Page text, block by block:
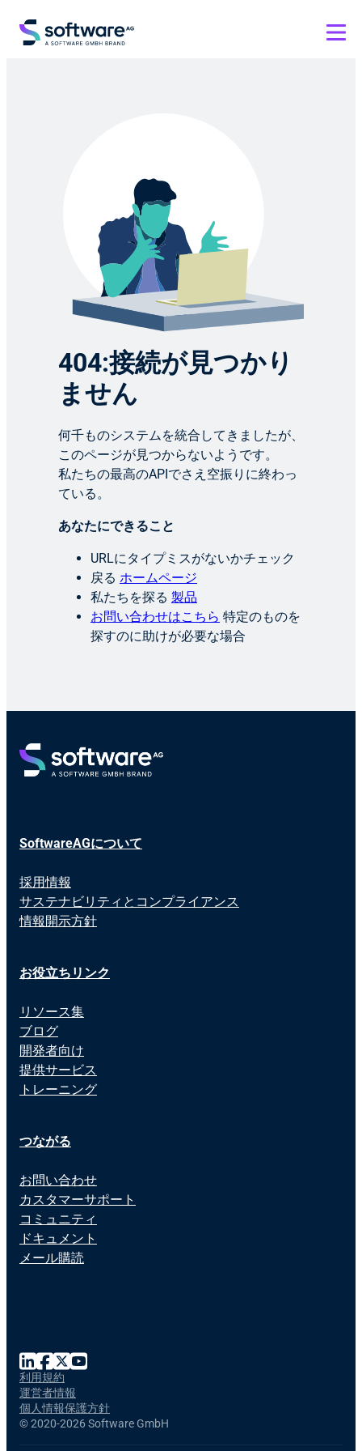
404:接続が見つかり
ません
何千ものシステムを統合してきましたが、
このページが見つからないようです。
私たちの最高のAPIでさえ空振りに終わっ
ている。
あなたにできること
URLにタイプミスがないかチェック
戻る ホームページ
私たちを探る 製品
お問い合わせはこちら 特定のものを
探すのに助けが必要な場合
SoftwareAGについて
採用情報
サステナビリティとコンプライアンス
情報開示方針
お役立ちリンク
リソース集
ブログ
開発者向け
提供サービス
トレーニング
つながる
お問い合わせ
カスタマーサポート
コミュニティ
ドキュメント
メール購読
©2020-2026 Software GmbH
利用規約
運営者情報
個人情報保護方針